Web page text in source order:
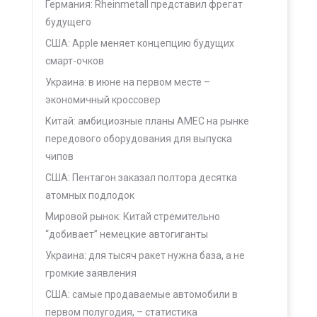
Германия: Rheinmetall представил фрегат
будущего
США: Apple меняет концепцию будущих
смарт-очков
Украина: в июне на первом месте –
экономичный кроссовер
Китай: амбициозные планы AMEC на рынке
передового оборудования для выпуска
чипов
США: Пентагон заказал полтора десятка
атомных подлодок
Мировой рынок: Китай стремительно
“добивает” немецкие автогиганты
Украина: для тысяч ракет нужна база, а не
громкие заявления
США: самые продаваемые автомобили в
первом полугодия, – статистика